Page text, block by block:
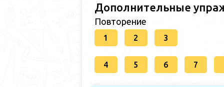
Дополнительные
Повторение
1 2 3
4 5 6 7